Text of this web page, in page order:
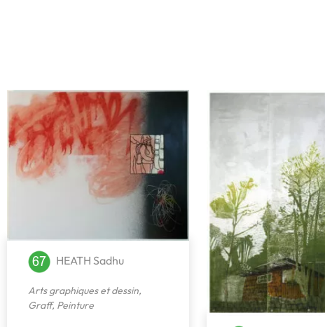
HEATH Sadhu
Arts graphiques et dessin,
Graff, Peinture